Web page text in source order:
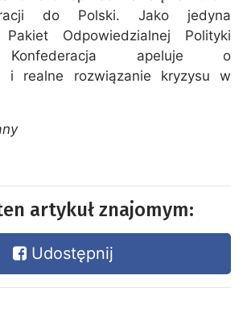
do Polski. Jako jedyna
Pakiet Odpowiedzialnej Polityki
Konfederacja apeluje o
i realne rozwiązanie kryzysu w
artykuł znajomym:
Udostępnij